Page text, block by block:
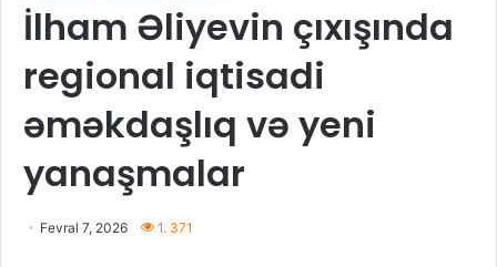
İlham Əliyevin çıxışında
regional iqtisadi
əməkdaşlıq və yeni
yanaşmalar
Fevral 7, 2026 1. 371